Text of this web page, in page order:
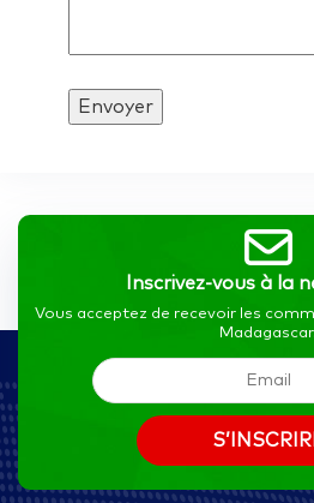
Inscrivez-vous à la
Vous acceptez de recevoir les